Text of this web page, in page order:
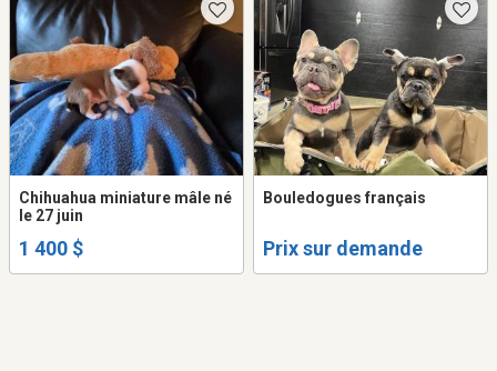
Chihuahua miniature mâle né
le 27 juin
1 400 $
Bouledogues français
Prix sur demande